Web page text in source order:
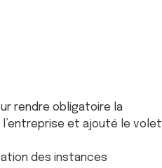
rendre obligatoire la
et ajouté le volet
des instances